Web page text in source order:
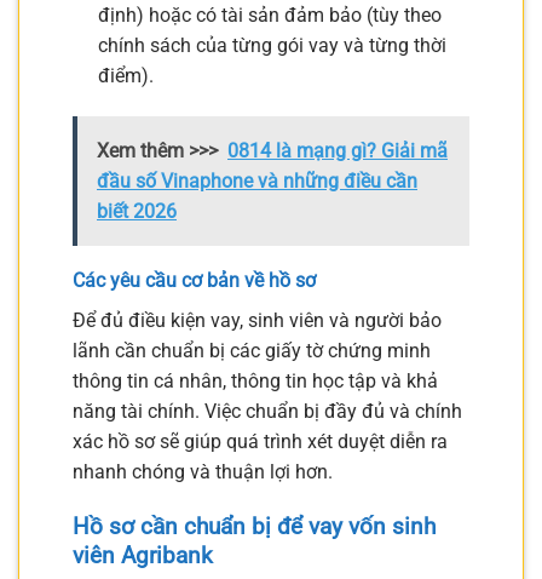
định) hoặc có tài sản đảm bảo (tùy theo
chính sách của từng gói vay và từng thời
điểm).
Xem thêm >>> 0814 là mạng gì? Giải mã
đầu số Vinaphone và những điều cần
biết 2026
Các yêu cầu cơ bản về hồ sơ
Để đủ điều kiện vay, sinh viên và người bảo
lãnh cần chuẩn bị các giấy tờ chứng minh
thông tin cá nhân, thông tin học tập và khả
năng tài chính. Việc chuẩn bị đầy đủ và chính
xác hồ sơ sẽ giúp quá trình xét duyệt diễn ra
nhanh chóng và thuận lợi hơn.
Hồ sơ cần chuẩn bị để vay vốn sinh
viên Agribank